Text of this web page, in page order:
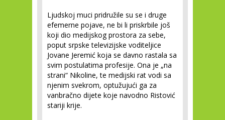
Ljudskoj muci pridružile su se i druge
efemerne pojave, ne bi li priskrbile još
koji dio medijskog prostora za sebe,
poput srpske televizijske voditeljice
Jovane Jeremić koja se davno rastala sa
svim postulatima profesije. Ona je „na
strani“ Nikoline, te medijski rat vodi sa
njenim svekrom, optužujući ga za
vanbračno dijete koje navodno Ristović
stariji krije.